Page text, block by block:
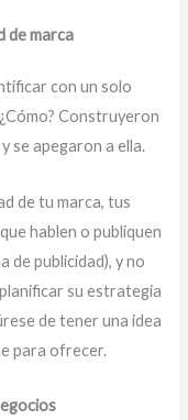
de marca
con un solo
Construyeron
se apegaron a ella.
de tu marca, tus
hablen o publiquen
de publicidad), y no
su estrategia
de tener una idea
para ofrecer.